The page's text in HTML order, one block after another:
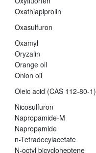
Oxathiapiprolin
Oxasulfuron
Oxamyl
Oryzalin
Orange oil
Onion oil
Oleic acid (CAS 112-80-1)
Nicosulfuron
Napropamide-M
Napropamide
n-Tetradecylacetate
N-octyl bicycloheptene